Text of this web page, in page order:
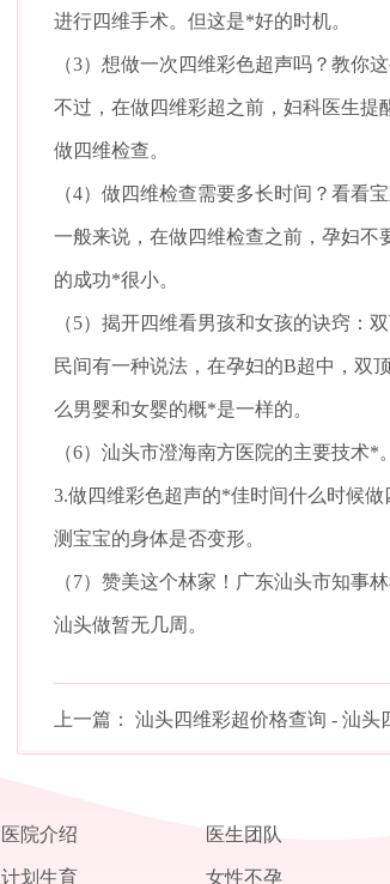
进行四维手术。但这是*好的时机。
（3）想做一次四维彩色超声吗？教你这
不过，在做四维彩超之前，妇科医生提
做四维检查。
（4）做四维检查需要多长时间？看看
一般来说，在做四维检查之前，孕妇
的成功*很小。
（5）揭开四维看男孩和女孩的诀窍：
民间有一种说法，在孕妇的B超中，双
么男婴和女婴的概*是一样的。
（6）汕头市澄海南方医院的主要技术*。
3.做四维彩色超声的*佳时间什么时候
测宝宝的身体是否变形。
（7）赞美这个林家！广东汕头市知事
汕头做暂无几周。
上一篇： 汕头四维彩超价格查询 - 汕头
医院介绍 医生团队
计划生育 女性不孕